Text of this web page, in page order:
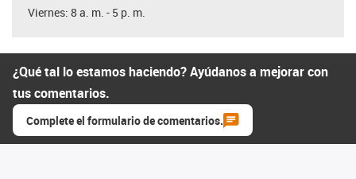
Viernes: 8 a. m. - 5 p. m.
¿Qué tal lo estamos haciendo? Ayúdanos a mejorar con
tus comentarios.
Complete el formulario de comentarios.